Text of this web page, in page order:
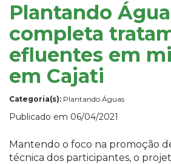
Plantando
completa
efluentes em
em Cajati
Categoria(s): Plantando Águas
Publicado em 06/04/2021
Mantendo o foco na promoção
técnica dos participantes, o